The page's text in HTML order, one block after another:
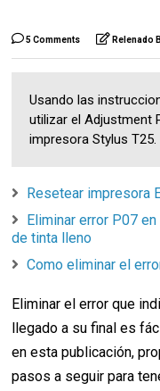
5 Comments Relenado
Usando las
utilizar el Adjustment
impresora Stylus T25.
Resetear impresora
Eliminar error P07
de tinta lleno
Como eliminar el
Eliminar el error que
llegado a su final es
en esta publicación,
pasos a seguir para